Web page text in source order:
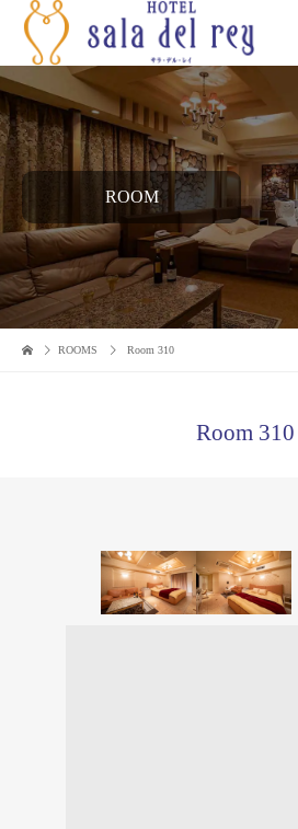
ROOM
ROOMS Room 310
Room 310